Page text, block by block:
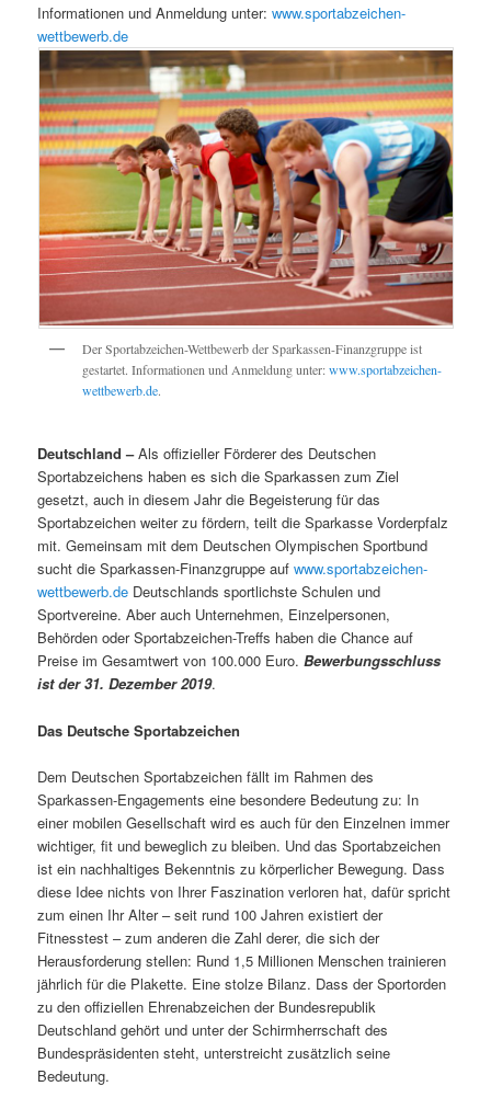
Informationen und Anmeldung unter:www.sportabzeichen-
wettbewerb.de
Der Sportabzeichen-Wettbewerb der Sparkassen-Finanzgruppe ist
gestartet. Informationen und Anmeldung unter:www.sportabzeichen-
wettbewerb.de.
Deutschland –Als offizieller Förderer des Deutschen
Sportabzeichens haben es sich die Sparkassen zum Ziel
gesetzt, auch in diesem Jahr die Begeisterung für das
Sportabzeichen weiter zu fördern, teilt die Sparkasse Vorderpfalz
mit. Gemeinsam mit dem Deutschen Olympischen Sportbund
sucht die Sparkassen-Finanzgruppe aufwww.sportabzeichen-
wettbewerb.de Deutschlands sportlichste Schulen und
Sportvereine. Aber auch Unternehmen, Einzelpersonen,
Behörden oder Sportabzeichen-Treffs haben die Chance auf
Preise im Gesamtwert von 100.000 Euro.Bewerbungsschluss
ist der 31. Dezember 2019.
Das Deutsche Sportabzeichen
Dem Deutschen Sportabzeichen fällt im Rahmen des
Sparkassen-Engagements eine besondere Bedeutung zu: In
einer mobilen Gesellschaft wird es auch für den Einzelnen immer
wichtiger, fit und beweglich zu bleiben. Und das Sportabzeichen
ist ein nachhaltiges Bekenntnis zu körperlicher Bewegung. Dass
diese Idee nichts von Ihrer Faszination verloren hat, dafür spricht
zum einen Ihr Alter – seit rund 100 Jahren existiert der
Fitnesstest – zum anderen die Zahl derer, die sich der
Herausforderung stellen: Rund 1,5 Millionen Menschen trainieren
jährlich für die Plakette. Eine stolze Bilanz. Dass der Sportorden
zu den offiziellen Ehrenabzeichen der Bundesrepublik
Deutschland gehört und unter der Schirmherrschaft des
Bundespräsidenten steht, unterstreicht zusätzlich seine
Bedeutung.